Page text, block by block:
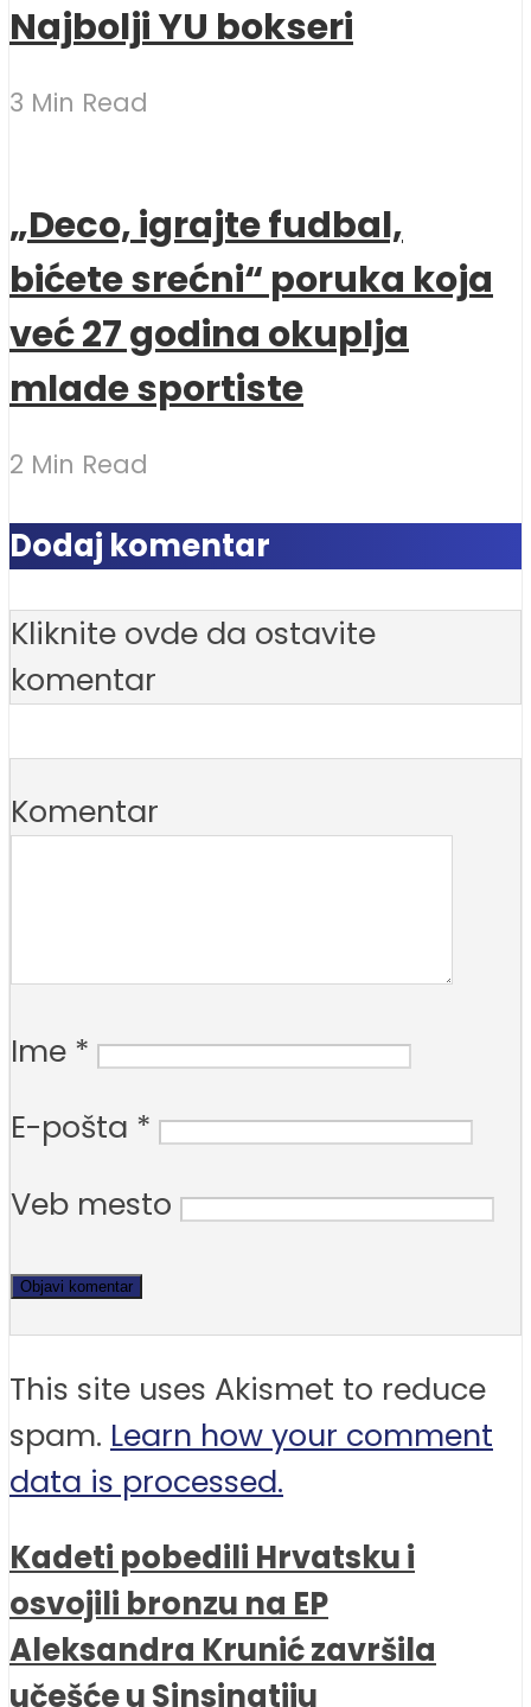
Najbolji YU bokseri
3 Min Read
„Deco, igrajte fudbal,
bićete srećni“ poruka koja
već 27 godina okuplja
mlade sportiste
2 Min Read
Dodaj komentar
Kliknite ovde da ostavite
komentar
Komentar
Ime *
E-pošta *
Veb mesto
This site uses Akismet to reduce
spam. Learn how your comment
data is processed.
Kadeti pobedili Hrvatsku i
osvojili bronzu na EP
Aleksandra Krunić završila
učešće u Sinsinatiju